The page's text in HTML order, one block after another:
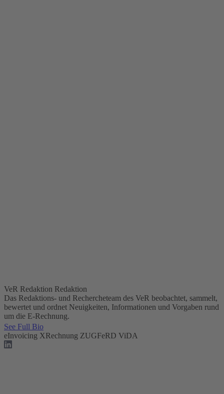
VeR Redaktion Redaktion
Das Redaktions- und Rechercheteam des VeR beobachtet, sammelt,
bewertet und ordnet Neuigkeiten, Informationen und Vorgaben rund
um die E-Rechnung.
See Full Bio
eInvoicing XRechnung ZUGFeRD ViDA